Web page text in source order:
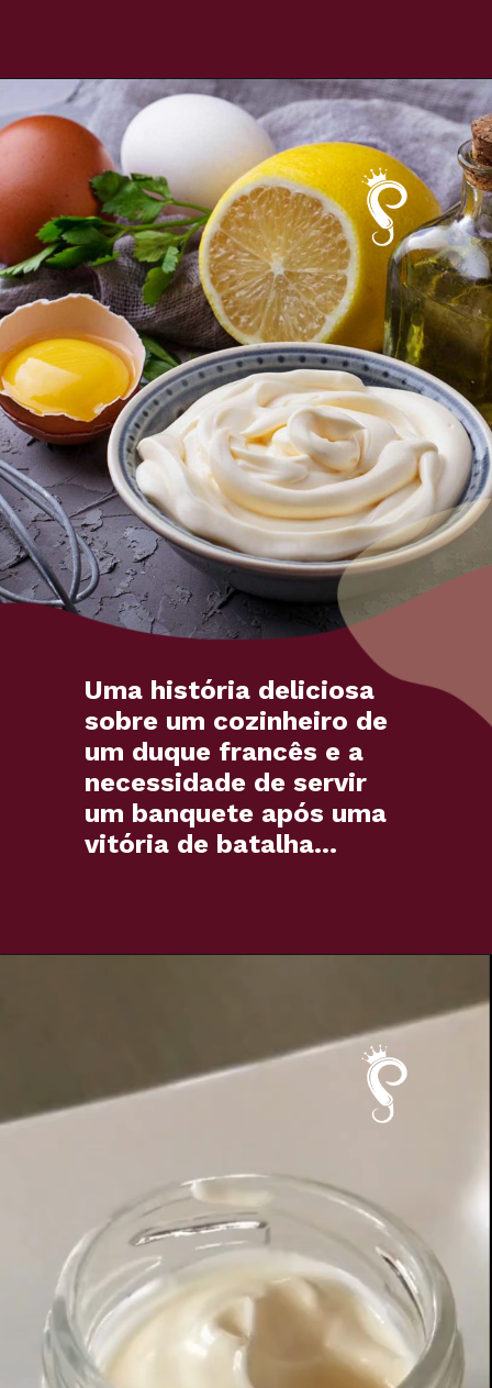
Uma história deliciosa
sobre um cozinheiro de
um duque francês e a
necessidade de servir
um banquete após uma
vitória de batalha...